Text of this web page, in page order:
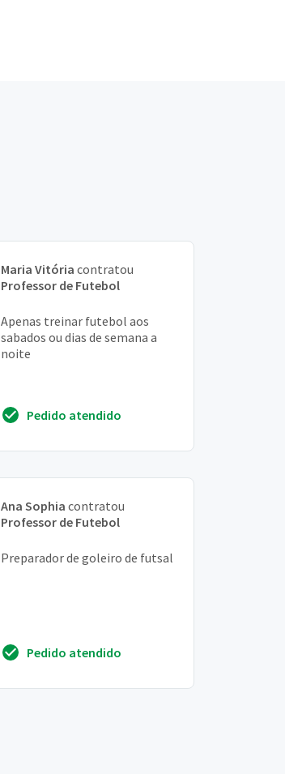
Maria Vitória contratou
Professor de Futebol
Apenas treinar futebol aos
sabados ou dias de semana a
noite
Pedido atendido
Ana Sophia contratou
Professor de Futebol
Preparador de goleiro de futsal
Pedido atendido